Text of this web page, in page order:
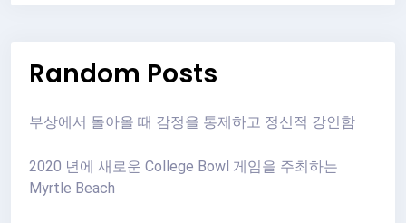
Random Posts
부상에서 돌아올 때 감정을 통제하고 정신적 강인함
2020 년에 새로운 College Bowl 게임을 주최하는
Myrtle Beach